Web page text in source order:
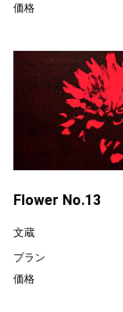
価格
Flower No.13
文蔵
プラン
価格